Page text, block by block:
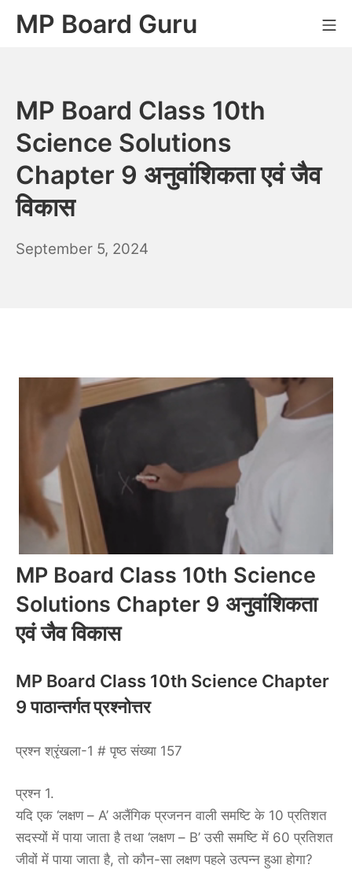
SkipMP Board Guru
MP Board Class 10th
Science Solutions
Chapter 9 अनुवांशिकता एवं जैव
विकास
September 5, 2024
MP Board Class 10th Science
Solutions Chapter 9 अनुवांशिकता
एवं जैव विकास
MP Board Class 10th Science Chapter
9 पाठान्तर्गत प्रश्नोत्तर
प्रश्न श्रृंखला-1 # पृष्ठ संख्या 157
प्रश्न 1.
यदि एक ‘लक्षण – A’ अलैंगिक प्रजनन वाली समष्टि के 10 प्रतिशत
सदस्यों में पाया जाता है तथा ‘लक्षण – B’ उसी समष्टि में 60 प्रतिशत
जीवों में पाया जाता है, तो कौन-सा लक्षण पहले उत्पन्न हुआ होगा?